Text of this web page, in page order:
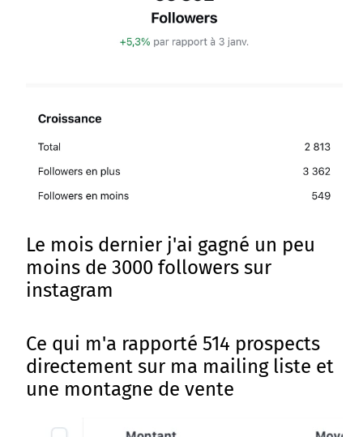
Le mois dernier j'ai gagné un peu
moins de 3000 followers sur
instagram
Ce qui m'a rapporté 514 prospects
directement sur ma mailing liste et
une montagne de vente